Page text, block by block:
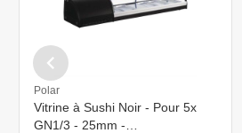
Polar
Vitrine à Sushi Noir - Pour 5x
GN1/3 - 25mm -